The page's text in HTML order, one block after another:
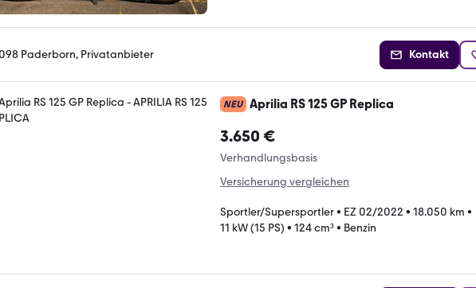
Paderborn, Privatanbieter Kontakt
NEU Aprilia RS 125 GP Replica
3.650 €
Verhandlungsbasis
Versicherung vergleichen
Sportler/Supersportler• EZ 02/2022 • 18.050 km •
11 kW (15 PS) • 124 cm³• Benzin